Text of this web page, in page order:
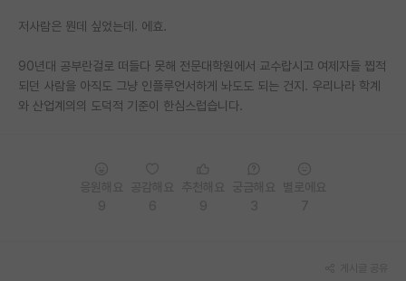
석박사 채용 정보 게시판
임용 정보 게시판
학부 인턴 게시판
저사람은 뭔데 싶었는데. 에효.
90년대 공부란걸로 떠들다 못해 전문대학원에서 교수랍시고 여제자들 찝적
되던 사람을 아직도 그냥 인플루언서하게 놔도도 되는 건지. 우리나라 학계
와 산업계의의 도덕적 기준이 한심스럽습니다.